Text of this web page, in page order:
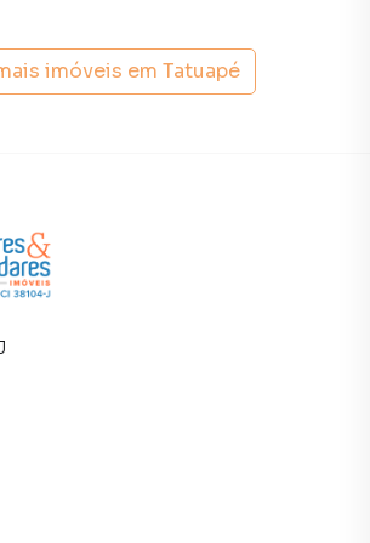
em construção ou lançamentos na
e em outras regiões de São Paulo. Aqui
de forma totalmente online, com
Na Lares e Andares Imóveis
ou alugar um imóvel em São Paulo
na cidade e com a praticidade de
soluções inovadoras para
o mercado imobiliário.
uma imobiliária digital com imóveis em
Brasil, incluindo São Paulo.
imóveis em Tatuapé